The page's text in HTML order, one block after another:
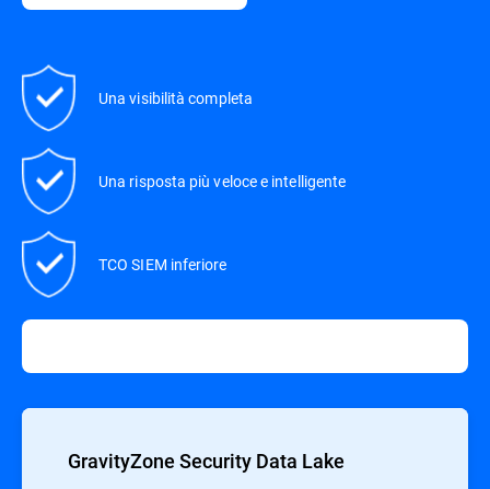
Una visibilità completa
Una risposta più veloce e intelligente
TCO SIEM inferiore
GravityZone Security Data Lake